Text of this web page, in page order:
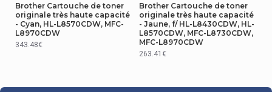
Brother Cartouche de toner
originale très haute capacité
- Cyan, HL-L8570CDW, MFC-
L8970CDW
343.48€
Brother Cartouche de toner
originale très haute capacité
- Jaune, f/ HL-L8430CDW, HL-
L8570CDW, MFC-L8730CDW,
MFC-L8970CDW
263.41€